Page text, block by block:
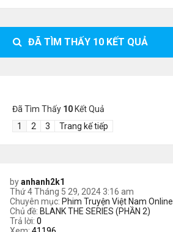
ĐÃ TÌM THẤY 10 KẾT QUẢ
Đã Tìm Thấy 10 Kết Quả
1
2 3 Trang kế tiếp
byanhanh2k1
Thứ 4 Tháng 5 29, 2024 3:16 am
Chuyên mục: Phim Truyện Việt Nam Online
Chủ đề: BLANK THE SERIES (PHẦN 2)
Trả lời: 0